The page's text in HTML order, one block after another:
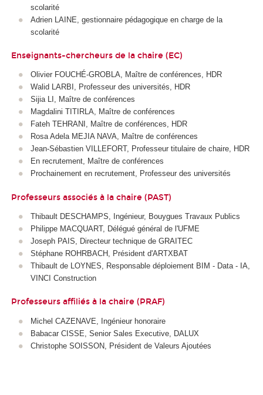
scolarité
Adrien LAINE, gestionnaire pédagogique en charge de la
scolarité
Enseignants-chercheurs de la chaire (EC)
Olivier FOUCHÉ-GROBLA, Maître de conférences, HDR
Walid LARBI, Professeur des universités, HDR
Sijia LI, Maître de conférences
Magdalini TITIRLA, Maître de conférences
Fateh TEHRANI, Maître de conférences, HDR
Rosa Adela MEJIA NAVA, Maître de conférences
Jean-Sébastien VILLEFORT, Professeur titulaire de chaire, HDR
En recrutement, Maître de conférences
Prochainement en recrutement, Professeur des universités
Professeurs associés à la chaire (PAST)
Thibault DESCHAMPS, Ingénieur, Bouygues Travaux Publics
Philippe MACQUART, Délégué général de l'UFME
Joseph PAIS, Directeur technique de GRAITEC
Stéphane ROHRBACH, Président d'ARTXBAT
Thibault de LOYNES, Responsable déploiement BIM - Data - IA,
VINCI Construction
Professeurs affiliés à la chaire (PRAF)
Michel CAZENAVE, Ingénieur honoraire
Babacar CISSE, Senior Sales Executive, DALUX
Christophe SOISSON, Président de Valeurs Ajoutées